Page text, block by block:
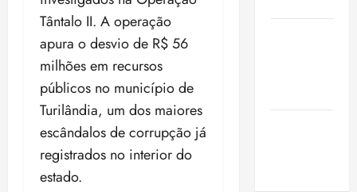
Tântalo II. A operação
apura o desvio de R$ 56
milhões em recursos
públicos no município de
Turilândia, um dos maiores
escândalos de corrupção já
registrados no interior do
estado.